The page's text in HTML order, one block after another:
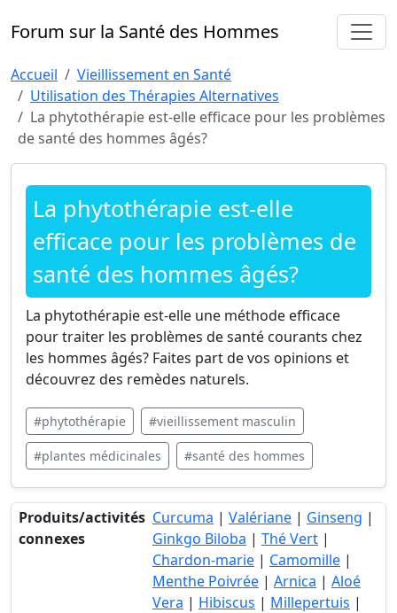
Forum sur la Santé des Hommes
Accueil
Vieillissement en Santé
Utilisation des Thérapies Alternatives
La phytothérapie est-elle efficace pour les problèmes
de santé des hommes âgés?
La phytothérapie est-elle
efficace pour les problèmes de
santé des hommes âgés?
La phytothérapie est-elle une méthode efficace
pour traiter les problèmes de santé courants chez
les hommes âgés? Faites part de vos opinions et
découvrez des remèdes naturels.
#phytothérapie #vieillissement masculin
#plantes médicinales #santé des hommes
Produits/activités
connexes
Curcuma | Valériane | Ginseng |
Ginkgo Biloba | Thé Vert |
Chardon-marie | Camomille |
Menthe Poivrée | Arnica | Aloé
Vera | Hibiscus | Millepertuis |